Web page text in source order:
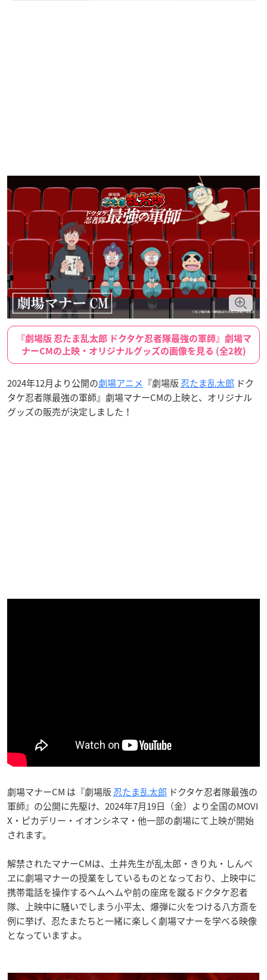
『劇場版 忍たま乱太郎 ドクタケ忍者隊最強の軍師』劇場マ
ナーCMの上映・オリジナルグッズの画像を見る (全2枚)
2024年12月より公開の劇場アニメ 『劇場版 忍たま乱太郎 ドク
タケ忍者隊最強の軍師』劇場マナーCMの上映と、オリジナル
グッズの販売が決定しました！
劇場マナーCM は『劇場版 忍たま乱太郎 ドクタケ忍者隊最強の
軍師』の公開に先駆け、2024年7月19日（金）より全国のMOVI
X・ピカデリー・イオンシネマ・他一部の劇場にて上映が開始
されます。
解禁されたマナーCMは、土井先生が乱太郎・きり丸・しんべ
ヱに劇場マナーの授業をしているものとなっており、上映中に
携帯電話を操作するヘムヘムや前の座席を蹴るドクタケ忍者
隊、上映中に騒いでしまう小平太、爆弾に火をつける八方斎を
例に挙げ、忍たまたちと一緒に楽しく劇場マナーを学べる映像
となっていますよ。